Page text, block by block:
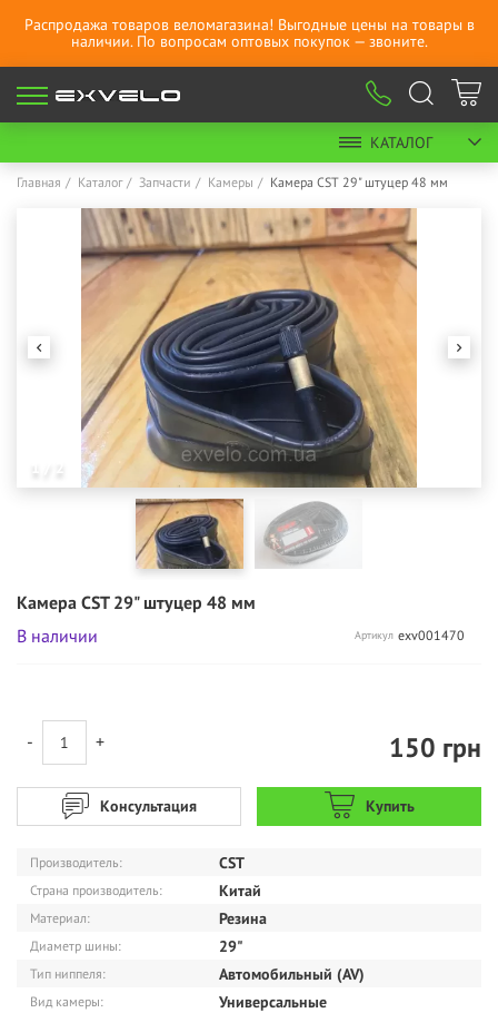
Распродажа товаров веломагазина! Выгодные цены на товары в
наличии. По вопросам оптовых покупок — звоните.
КАТАЛОГ
Главная Каталог Запчасти Камеры Камера CST 29" штуцер 48 мм
Камера CST 29" штуцер 48 мм
В наличии
Артикул exv001470
Производитель: CST
Страна производитель: Китай
Материал: Резина
Диаметр шины: 29"
Тип ниппеля: Автомобильный (AV)
Вид камеры: Универсальные
- + 150 грн
Консультация Купить